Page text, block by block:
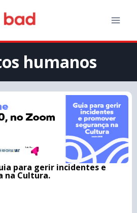
humanos
para gerir incidentes e
na Cultura.